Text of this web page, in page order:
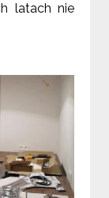
latach nie